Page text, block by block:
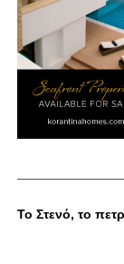
Το Στενό, το